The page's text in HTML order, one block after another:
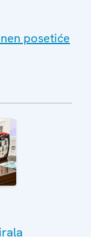
posetiće